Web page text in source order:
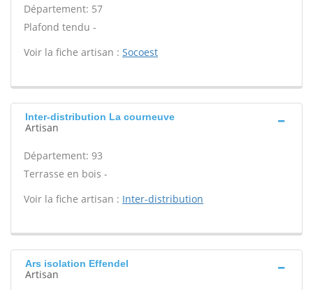
Département: 57
Plafond tendu -
Voir la fiche artisan : Socoest
Inter-distribution La courneuve
Artisan
Département: 93
Terrasse en bois -
Voir la fiche artisan : Inter-distribution
Ars isolation Effendel
Artisan